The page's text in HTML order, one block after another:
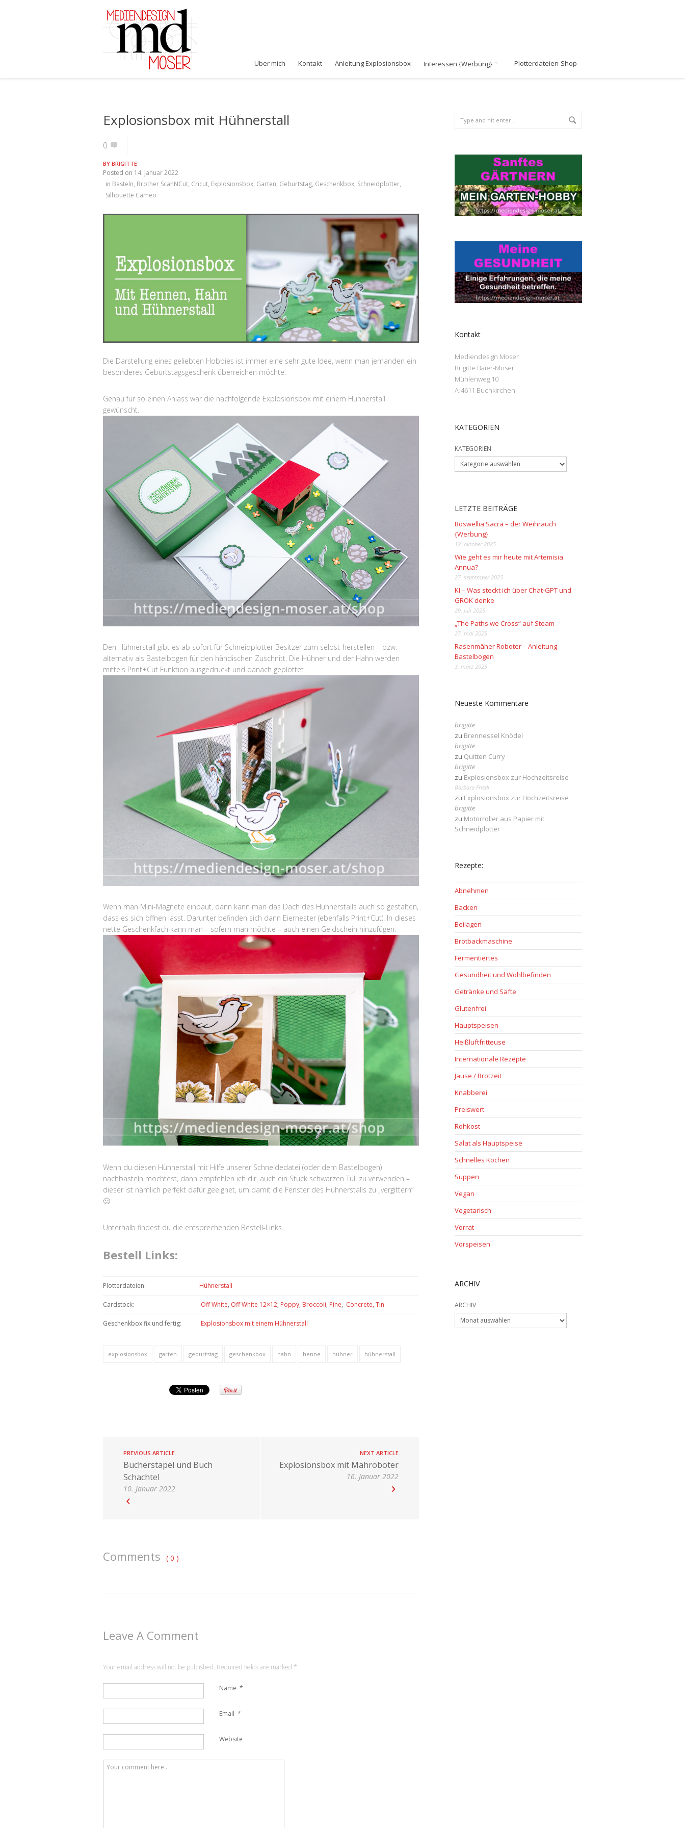
Über mich Kontakt Anleitung Explosionsbox Interessen {Werbung} Plotterdateien-Shop
Explosionsbox mit Hühnerstall
0
BY BRIGITTE
Posted on 14. Januar 2022
in Basteln, Brother ScanNCut, Cricut, Explosionsbox, Garten, Geburtstag, Geschenkbox, Schneidplotter,
Silhouette Cameo
Die Darstellung eines geliebten Hobbies ist immer eine sehr gute Idee, wenn man jemanden ein
besonderes Geburtstagsgeschenk überreichen möchte.
Genau für so einen Anlass war die nachfolgende Explosionsbox mit einem Hühnerstall
gewünscht.
Den Hühnerstall gibt es ab sofort für Schneidplotter Besitzer zum selbst-herstellen – bzw.
alternativ als Bastelbogen für den händischen Zuschnitt. Die Hühner und der Hahn werden
mittels Print+Cut Funktion ausgedruckt und danach geplottet.
Wenn man Mini-Magnete einbaut, dann kann man das Dach des Hühnerstalls auch so gestalten,
dass es sich öffnen lässt. Darunter befinden sich dann Eiernester (ebenfalls Print+Cut). In dieses
nette Geschenkfach kann man – sofern man möchte – auch einen Geldschein hinzufügen.
Wenn du diesen Hühnerstall mit Hilfe unserer Schneidedatei (oder dem Bastelbogen)
nachbasteln möchtest, dann empfehlen ich dir, auch ein Stück schwarzen Tüll zu verwenden –
dieser ist nämlich perfekt dafür geeignet, um damit die Fenster des Hühnerstalls zu „vergittern“
🙂
Unterhalb findest du die entsprechenden Bestell-Links.
Bestell Links:
Plotterdateien: Hühnerstall
Cardstock: Off White, Off White 12×12, Poppy, Broccoli, Pine, Concrete, Tin
Geschenkbox fix und fertig: Explosionsbox mit einem Hühnerstall
explosionsbox garten geburtstag geschenkbox hahn henne hühner hühnerstall
PREVIOUS ARTICLE
Bücherstapel und Buch
Schachtel
10. Januar 2022
NEXT ARTICLE
Explosionsbox mit Mähroboter
16. Januar 2022
Comments ( 0 )
Leave A Comment
Your email address will not be published. Required fields are marked *
Name *
Email *
Website
Kontakt
Mediendesign Moser
Brigitte Baier-Moser
Mühlenweg 10
A-4611 Buchkirchen
KATEGORIEN
KATEGORIEN
LETZTE BEITRÄGE
Boswellia Sacra – der Weihrauch
{Werbung}
12. oktober 2025
Wie geht es mir heute mit Artemisia
Annua?
27. september 2025
KI – Was steckt ich über Chat-GPT und
GROK denke
29. juli 2025
„The Paths we Cross“ auf Steam
27. mai 2025
Rasenmäher Roboter – Anleitung
Bastelbogen
3. märz 2025
Neueste Kommentare
brigitte
zu Brennessel Knödel
brigitte
zu Quitten Curry
brigitte
zu Explosionsbox zur Hochzeitsreise
Barbara Friedl
zu Explosionsbox zur Hochzeitsreise
brigitte
zu Motorroller aus Papier mit
Schneidplotter
Rezepte:
Abnehmen
Backen
Beilagen
Brotbackmaschine
Fermentiertes
Gesundheit und Wohlbefinden
Getränke und Säfte
Glutenfrei
Hauptspeisen
Heißluftfritteuse
Internationale Rezepte
Jause / Brotzeit
Knabberei
Preiswert
Rohkost
Salat als Hauptspeise
Schnelles Kochen
Suppen
Vegan
Vegetarisch
Vorrat
Vorspeisen
ARCHIV
ARCHIV